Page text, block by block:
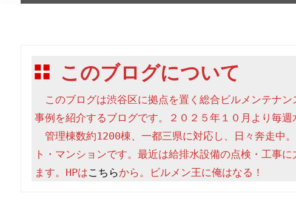
このブログについて
このブログは渋谷区に拠点を置く総合ビルメンテナ
事例を紹介するブログです。２０２５年１０月より毎
管理棟数約1200棟、一都三県に対応し、日々奔走中
ト・マンションです。最近は給排水設備の点検・工事
ます。HPはこちらから。ビルメン王に俺はなる！